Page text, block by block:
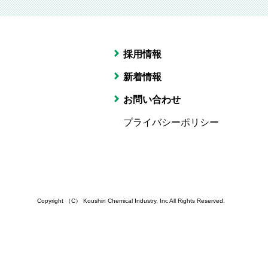
採用情報
新着情報
お問い合わせ
プライバシーポリシー
Copyright （C） Koushin Chemical Industry, IncAll Rights Reserved.